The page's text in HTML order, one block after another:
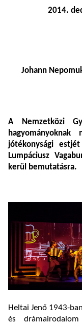
2014.
Johann
A Nemzetközi
jótékonysági
Lumpáciusz
kerül bemutatásra.
Heltai Jenő 1943-
és